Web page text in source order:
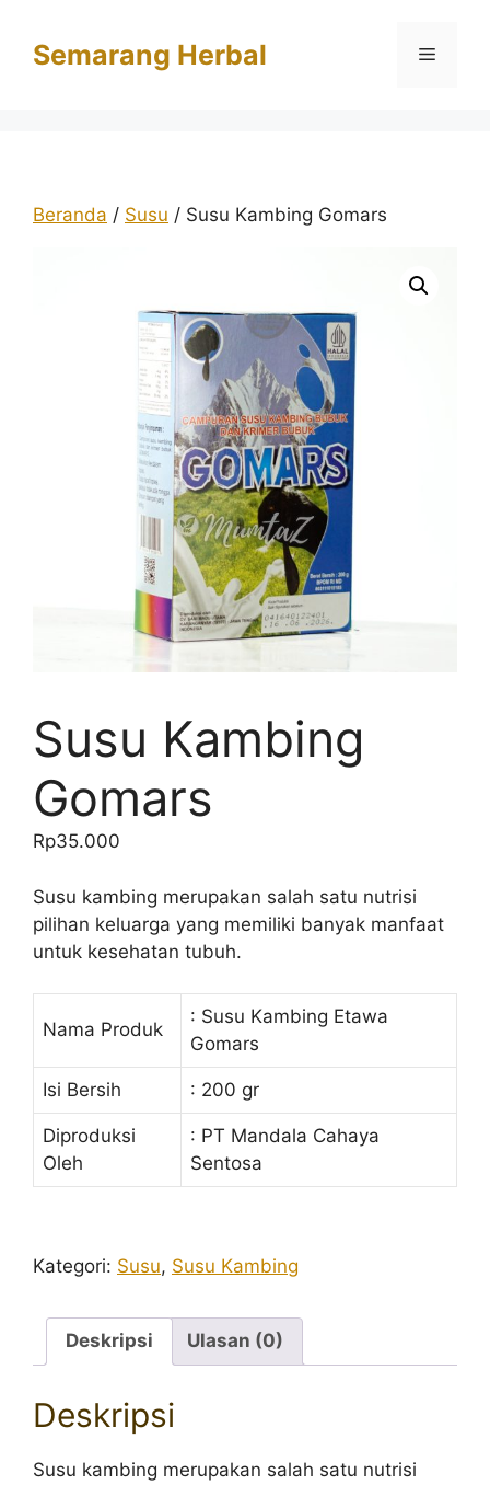
Semarang Herbal Menu
Beranda / Susu / Susu Kambing Gomars
Susu Kambing
Gomars
Rp35.000
Susu kambing merupakan salah satu nutrisi
pilihan keluarga yang memiliki banyak manfaat
untuk kesehatan tubuh.
Nama Produk
: Susu Kambing Etawa
Gomars
Isi Bersih : 200 gr
Diproduksi
Oleh
: PT Mandala Cahaya
Sentosa
Kategori: Susu, Susu Kambing
Deskripsi Ulasan (0)
Deskripsi
Susu kambing merupakan salah satu nutrisi